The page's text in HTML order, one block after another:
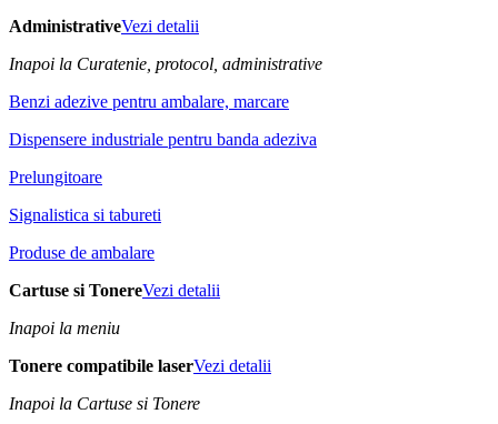
AdministrativeVezi detalii
Inapoi la Curatenie, protocol, administrative
Benzi adezive pentru ambalare, marcare
Dispensere industriale pentru banda adeziva
Prelungitoare
Signalistica si tabureti
Produse de ambalare
Cartuse si TonereVezi detalii
Inapoi la meniu
Tonere compatibile laserVezi detalii
Inapoi la Cartuse si Tonere